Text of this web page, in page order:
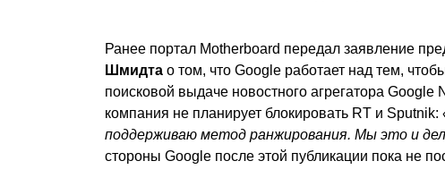
Ранее портал Motherboard передал заявление
Шмидта о том, что Google работает над тем,
поисковой выдаче новостного агрегатора
компания не планирует блокировать RT и Sputnik:
поддерживаю метод ранжирования. Мы это и
стороны Google после этой публикации пока не